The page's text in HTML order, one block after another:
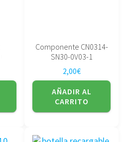
Componente CN0314-
SN30-0V03-1
2,00€
AÑADIR AL
CARRITO